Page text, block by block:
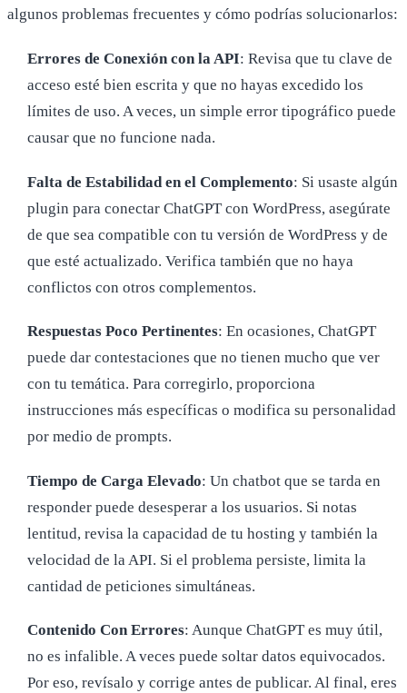
algunos problemas frecuentes y cómo podrías solucionarlos:
Errores de Conexión con la API: Revisa que tu clave de
acceso esté bien escrita y que no hayas excedido los
límites de uso. A veces, un simple error tipográfico puede
causar que no funcione nada.
Falta de Estabilidad en el Complemento: Si usaste algún
plugin para conectar ChatGPT con WordPress, asegúrate
de que sea compatible con tu versión de WordPress y de
que esté actualizado. Verifica también que no haya
conflictos con otros complementos.
Respuestas Poco Pertinentes: En ocasiones, ChatGPT
puede dar contestaciones que no tienen mucho que ver
con tu temática. Para corregirlo, proporciona
instrucciones más específicas o modifica su personalidad
por medio de prompts.
Tiempo de Carga Elevado: Un chatbot que se tarda en
responder puede desesperar a los usuarios. Si notas
lentitud, revisa la capacidad de tu hosting y también la
velocidad de la API. Si el problema persiste, limita la
cantidad de peticiones simultáneas.
Contenido Con Errores: Aunque ChatGPT es muy útil,
no es infalible. A veces puede soltar datos equivocados.
Por eso, revísalo y corrige antes de publicar. Al final, eres